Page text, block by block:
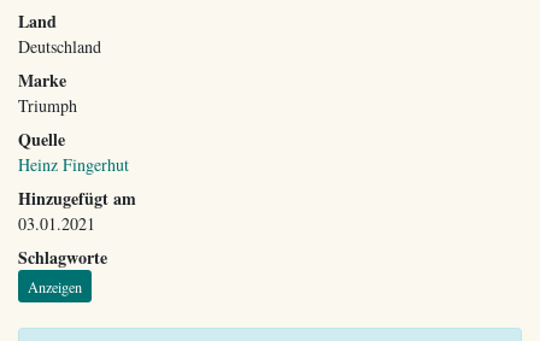
Land
Deutschland
Marke
Triumph
Quelle
Heinz Fingerhut
Hinzugefügt am
03.01.2021
Schlagworte
Anzeigen